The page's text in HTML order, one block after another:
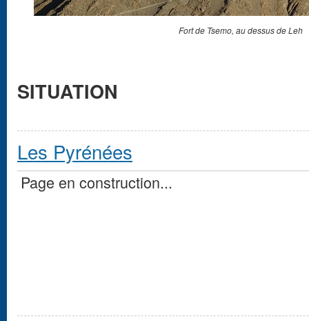
Fort de Tsemo, au dessus de Leh
SITUATION
Les Pyrénées
Page en construction...